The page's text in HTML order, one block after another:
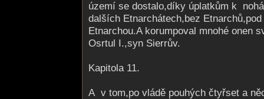
území se dostalo,díky úplatkům k
dalších Etnarchátech,bez
Etnarchou.A korumpoval mnohé onen
Osrtul I.,syn Sierrův.
Kapitola 11.
A v tom,po vládě pouhých čtyřset a